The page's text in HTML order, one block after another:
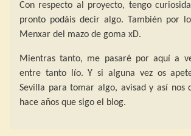
Con respecto al proyecto, tengo
pronto podáis decir algo. También por
Menxar del mazo de goma xD.
Mientras tanto, me pasaré por aquí a
entre tanto lío. Y si alguna vez os
Sevilla para tomar algo, avisad y así nos
hace años que sigo el blog.